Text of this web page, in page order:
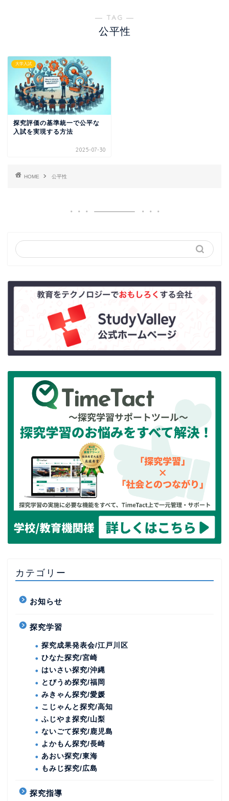
― TAG ―
公平性
大学入試
探究評価の基準統一で公平な
入試を実現する方法
2025-07-30
HOME 公平性
カテゴリー
お知らせ
探究学習
探究成果発表会/江戸川区
ひなた探究/宮崎
はいさい探究/沖縄
とびうめ探究/福岡
みきゃん探究/愛媛
こじゃんと探究/高知
ふじやま探究/山梨
ないごて探究/鹿児島
よかもん探究/長崎
あおい探究/東海
もみじ探究/広島
探究指導